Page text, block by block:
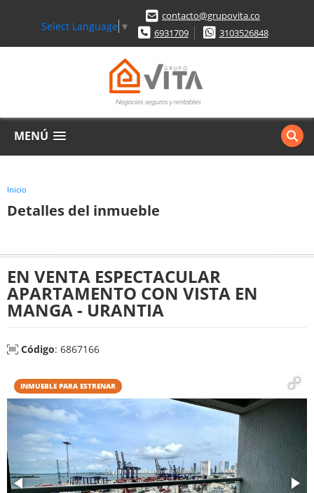
Select Language ▼
contacto@grupovita.co
6931709
3103526848
MENÚ
Inicio
Detalles del inmueble
EN VENTA ESPECTACULAR
APARTAMENTO CON VISTA EN
MANGA - URANTIA
Código: 6867166
INMUEBLE PARA ESTRENAR